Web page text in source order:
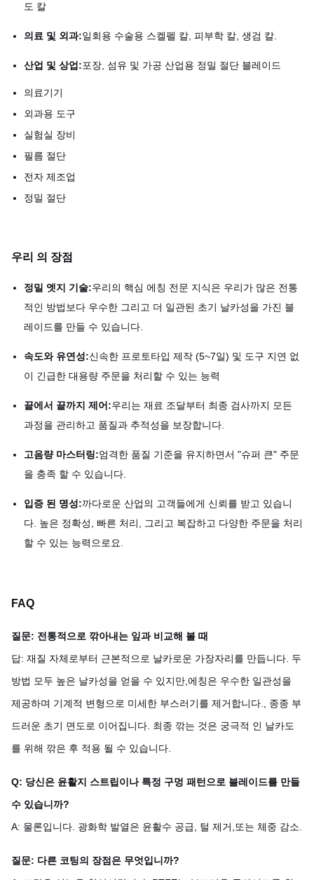
도 칼
의료 및 외과:일회용 수술용 스켈펠 칼, 피부학 칼, 생검 칼.
산업 및 상업:포장, 섬유 및 가공 산업용 정밀 절단 블레이드
의료기기
외과용 도구
실험실 장비
필름 절단
전자 제조업
정밀 절단
우리 의 장점
정밀 엣지 기술:우리의 핵심 에칭 전문 지식은 우리가 많은 전통
적인 방법보다 우수한 그리고 더 일관된 초기 날카성을 가진 블
레이드를 만들 수 있습니다.
속도와 유연성:신속한 프로토타입 제작 (5~7일) 및 도구 지연 없
이 긴급한 대용량 주문을 처리할 수 있는 능력
끝에서 끝까지 제어:우리는 재료 조달부터 최종 검사까지 모든
과정을 관리하고 품질과 추적성을 보장합니다.
고음량 마스터링:엄격한 품질 기준을 유지하면서 "슈퍼 큰" 주문
을 충족 할 수 있습니다.
입증 된 명성:까다로운 산업의 고객들에게 신뢰를 받고 있습니
다. 높은 정확성, 빠른 처리, 그리고 복잡하고 다양한 주문을 처리
할 수 있는 능력으로요.
FAQ
질문: 전통적으로 깎아내는 잎과 비교해 볼 때
답: 재질 자체로부터 근본적으로 날카로운 가장자리를 만듭니다. 두
방법 모두 높은 날카성을 얻을 수 있지만,에칭은 우수한 일관성을
제공하며 기계적 변형으로 미세한 부스러기를 제거합니다., 종종 부
드러운 초기 면도로 이어집니다. 최종 깎는 것은 궁극적 인 날카도
를 위해 깎은 후 적용 될 수 있습니다.
Q: 당신은 윤활지 스트립이나 특정 구멍 패턴으로 블레이드를 만들
수 있습니까?
A: 물론입니다. 광화학 발열은 윤활수 공급, 털 제거,또는 체중 감소.
질문: 다른 코팅의 장점은 무엇입니까?